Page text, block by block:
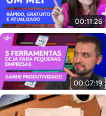
00:11:26
00:07:19